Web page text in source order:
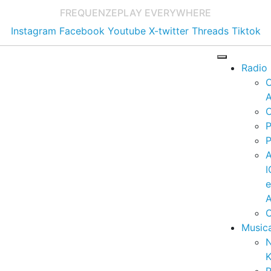
FREQUENZEPLAY EVERYWHERE
Instagram Facebook Youtube X-twitter Threads Tiktok
Radio
e